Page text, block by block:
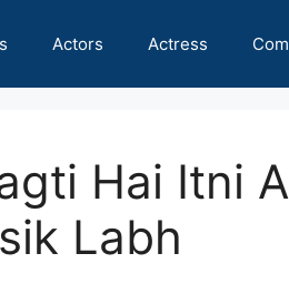
Actors Actress
Hai Itni
Labh